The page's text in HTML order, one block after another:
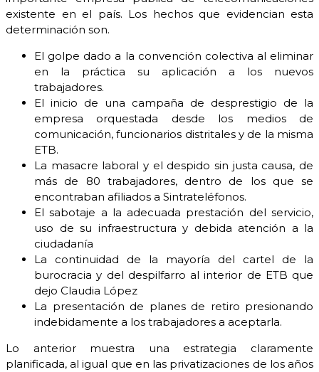
existente en el país. Los hechos que evidencian esta
determinación son.
El golpe dado a la convención colectiva al eliminar
en la práctica su aplicación a los nuevos
trabajadores.
El inicio de una campaña de desprestigio de la
empresa orquestada desde los medios de
comunicación, funcionarios distritales y de la misma
ETB.
La masacre laboral y el despido sin justa causa, de
más de 80 trabajadores, dentro de los que se
encontraban afiliados a Sintrateléfonos.
El sabotaje a la adecuada prestación del servicio,
uso de su infraestructura y debida atención a la
ciudadanía
La continuidad de la mayoría del cartel de la
burocracia y del despilfarro al interior de ETB que
dejo Claudia López
La presentación de planes de retiro presionando
indebidamente a los trabajadores a aceptarla.
Lo anterior muestra una estrategia claramente
planificada, al igual que en las privatizaciones de los años